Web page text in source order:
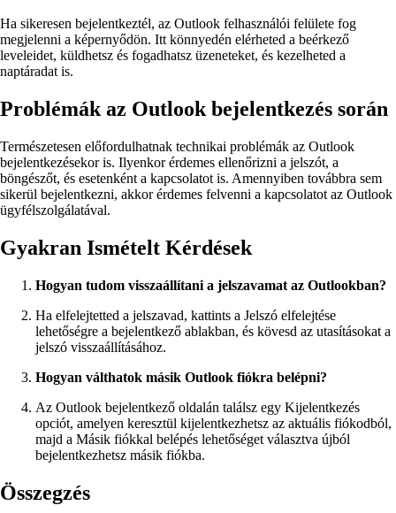
Ha sikeresen bejelentkeztél, az Outlook felhasználói felülete fog
megjelenni a képernyődön. Itt könnyedén elérheted a beérkező
leveleidet, küldhetsz és fogadhatsz üzeneteket, és kezelheted a
naptáradat is.
Problémák az Outlook bejelentkezés során
Természetesen előfordulhatnak technikai problémák az Outlook
bejelentkezésekor is. Ilyenkor érdemes ellenőrizni a jelszót, a
böngészőt, és esetenként a kapcsolatot is. Amennyiben továbbra sem
sikerül bejelentkezni, akkor érdemes felvenni a kapcsolatot az Outlook
ügyfélszolgálatával.
Gyakran Ismételt Kérdések
Hogyan tudom visszaállítani a jelszavamat az Outlookban?
Ha elfelejtetted a jelszavad, kattints a Jelszó elfelejtése
lehetőségre a bejelentkező ablakban, és kövesd az utasításokat a
jelszó visszaállításához.
Hogyan válthatok másik Outlook fiókra belépni?
Az Outlook bejelentkező oldalán találsz egy Kijelentkezés
opciót, amelyen keresztül kijelentkezhetsz az aktuális fiókodból,
majd a Másik fiókkal belépés lehetőséget választva újból
bejelentkezhetsz másik fiókba.
Összegzés